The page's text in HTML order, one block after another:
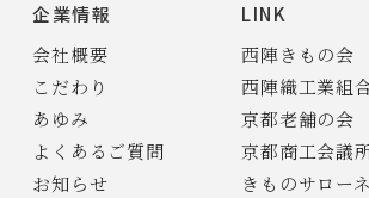
企業情報
会社概要
こだわり
あゆみ
よくあるご質問
お知らせ
LINK
西陣きもの会
西陣織工業組
京都老舗の会
京都商工会議
きものサローネ